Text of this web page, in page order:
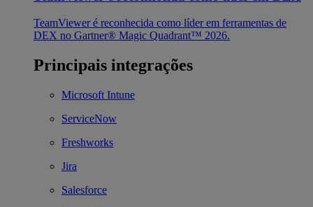
TeamViewer é reconhecida como líder em ferramentas de
DEX no Gartner® Magic Quadrant™ 2026.
Principais integrações
Microsoft Intune
ServiceNow
Freshworks
Jira
Salesforce